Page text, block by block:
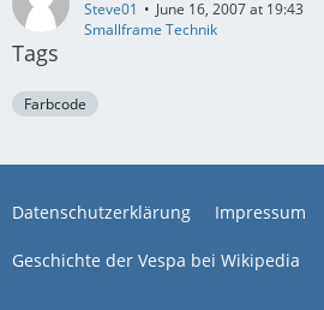
Steve01
June 16, 2007 at 19:43
Smallframe Technik
Tags
Farbcode
Datenschutzerklärung Impressum
Geschichte der Vespa bei Wikipedia